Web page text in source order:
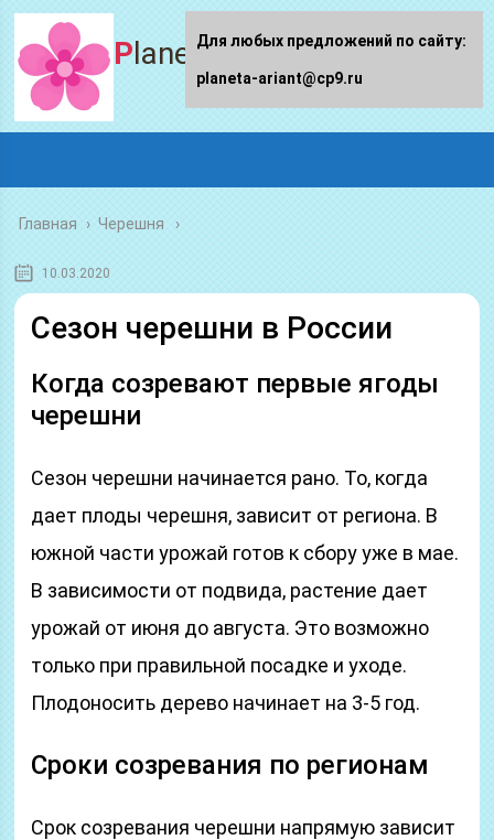
Planeta-ariant
Главная › Черешня
10.03.2020
Сезон черешни в России
Когда созревают первые ягоды
черешни
Сезон черешни начинается рано. То, когда
дает плоды черешня, зависит от региона. В
южной части урожай готов к сбору уже в мае.
В зависимости от подвида, растение дает
урожай от июня до августа. Это возможно
только при правильной посадке и уходе.
Плодоносить дерево начинает на 3-5 год.
Сроки созревания по регионам
Срок созревания черешни напрямую зависит
Для любых предложений по сайту:
planeta-ariant@cp9.ru